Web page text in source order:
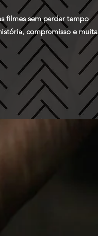
filmes sem perder tempo
compromisso e muita